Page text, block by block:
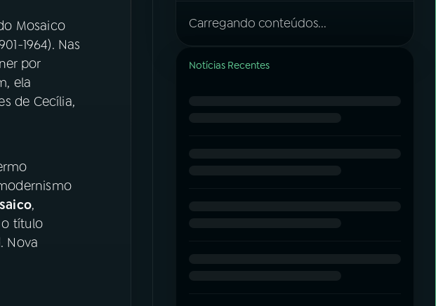
Mosaico
1964). Nas
por
ela
de Cecília,
,
o título
Nova
Carregando conteúdos...
Notícias Recentes